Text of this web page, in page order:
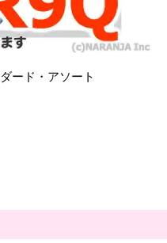
ード・アソート